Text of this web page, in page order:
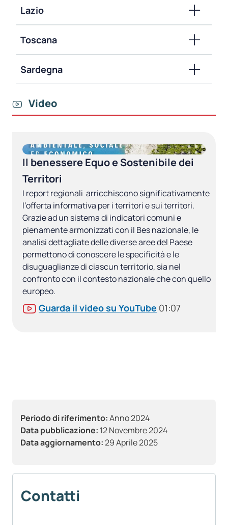
Periodo di riferimento:Anno 2024
Data pubblicazione: 12 Novembre 2024
Data aggiornamento:29 Aprile 2025
Contatti
Lazio
Toscana
Sardegna
Video
Il benessere Equo e Sostenibile dei
Territori
I report regionali arricchiscono significativamente
l’offerta informativa per i territori e sui territori.
Grazie ad un sistema di indicatori comuni e
pienamente armonizzati con il Bes nazionale, le
analisi dettagliate delle diverse aree del Paese
permettono di conoscere le specificità e le
disuguaglianze di ciascun territorio, sia nel
confronto con il contesto nazionale che con quello
europeo.
Guarda il video su YouTube 01:07